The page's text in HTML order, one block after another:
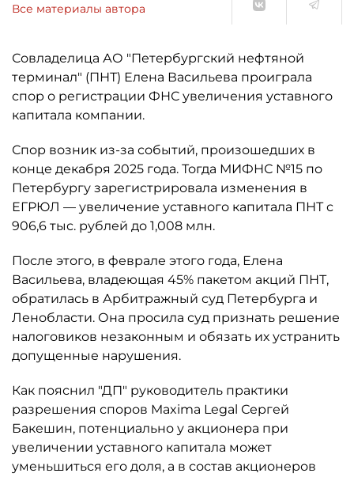
Все материалы автора
Совладелица АО "Петербургский нефтяной
терминал" (ПНТ) Елена Васильева проиграла
спор о регистрации ФНС увеличения уставного
капитала компании.
Спор возник из-за событий, произошедших в
конце декабря 2025 года. Тогда МИФНС №15 по
Петербургу зарегистрировала изменения в
ЕГРЮЛ — увеличение уставного капитала ПНТ с
906,6 тыс. рублей до 1,008 млн.
После этого, в феврале этого года, Елена
Васильева, владеющая 45% пакетом акций ПНТ,
обратилась в Арбитражный суд Петербурга и
Ленобласти. Она просила суд признать решение
налоговиков незаконным и обязать их устранить
допущенные нарушения.
Как пояснил "ДП" руководитель практики
разрешения споров Maxima Legal Сергей
Бакешин, потенциально у акционера при
увеличении уставного капитала может
уменьшиться его доля, а в состав акционеров